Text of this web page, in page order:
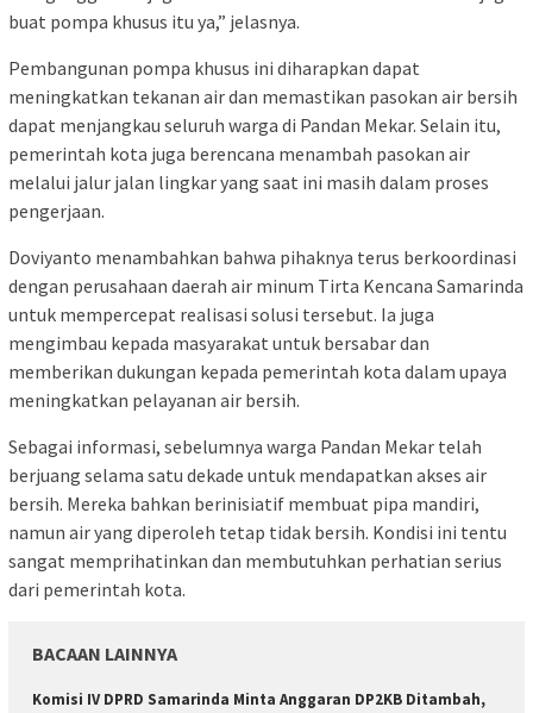
buat pompa khusus itu ya,” jelasnya.
Pembangunan pompa khusus ini diharapkan dapat
meningkatkan tekanan air dan memastikan pasokan air bersih
dapat menjangkau seluruh warga di Pandan Mekar. Selain itu,
pemerintah kota juga berencana menambah pasokan air
melalui jalur jalan lingkar yang saat ini masih dalam proses
pengerjaan.
Doviyanto menambahkan bahwa pihaknya terus berkoordinasi
dengan perusahaan daerah air minum Tirta Kencana Samarinda
untuk mempercepat realisasi solusi tersebut. Ia juga
mengimbau kepada masyarakat untuk bersabar dan
memberikan dukungan kepada pemerintah kota dalam upaya
meningkatkan pelayanan air bersih.
Sebagai informasi, sebelumnya warga Pandan Mekar telah
berjuang selama satu dekade untuk mendapatkan akses air
bersih. Mereka bahkan berinisiatif membuat pipa mandiri,
namun air yang diperoleh tetap tidak bersih. Kondisi ini tentu
sangat memprihatinkan dan membutuhkan perhatian serius
dari pemerintah kota.
BACAAN LAINNYA
Komisi IV DPRD Samarinda Minta Anggaran DP2KB Ditambah,